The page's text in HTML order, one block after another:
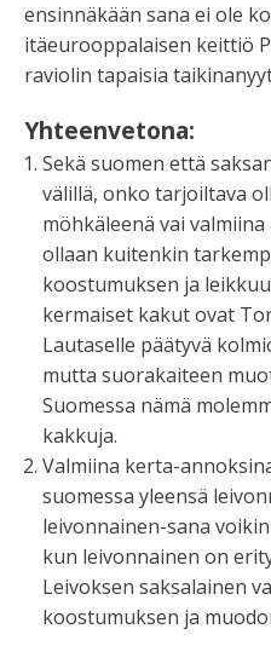
ensinnäkään sana ei ole
itäeurooppalaisen keittiö
raviolin tapaisia
Yhteenvetona:
Sekä suomen että
välillä, onko tarjoiltava
möhkäleenä vai
ollaan kuitenkin
koostumuksen ja
kermaiset kakut ovat
Lautaselle päätyvä
mutta suorakaiteen
Suomessa nämä
kakkuja.
Valmiina kerta-
suomessa yleensä
leivonnainen-sana
kun leivonnainen on
Leivoksen saksalainen
koostumuksen ja